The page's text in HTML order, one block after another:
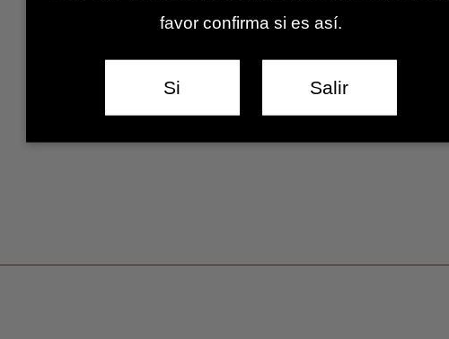
favor confirma si es así.
Si Salir